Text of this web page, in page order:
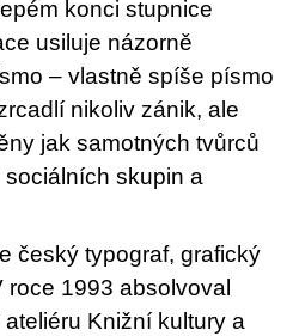
konci stupnice
usiluje názorně
– vlastně spíše písmo
nikoliv zánik, ale
jak samotných tvůrců
skupin a
český typograf, grafický
1993 absolvoval
Knižní kultury a